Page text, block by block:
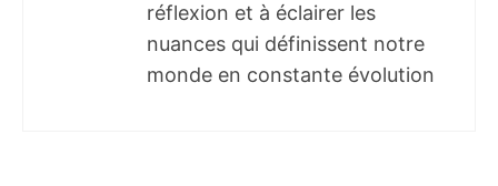
réflexion et à éclairer les
nuances qui définissent notre
monde en constante évolution